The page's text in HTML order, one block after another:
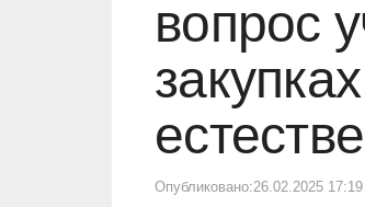
вопрос
Опубликовано:26.02.2025 17:19